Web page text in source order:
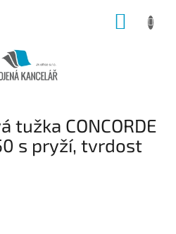
tužka CONCORDE
s pryží, tvrdost